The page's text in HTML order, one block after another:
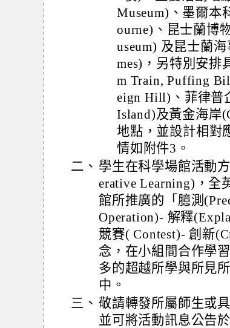
Museum)、墨爾本
ourne)、昆士蘭博
useum) 及昆士蘭
mes)，另特別安排
m Train, Puffing
eign Hill)、菲律普
Island)及黃金海岸
地點，並設計相對
情如附件3。
二、 學生在科學場館活動
erative Learning)，全
館所推廣的「臆測
Operation)- 解釋
競賽( Contest)- 創新
念，在小組間合作學
多的超越所學與所見
中。
三、 敬請轉發所屬師生或
並可將活動訊息公告